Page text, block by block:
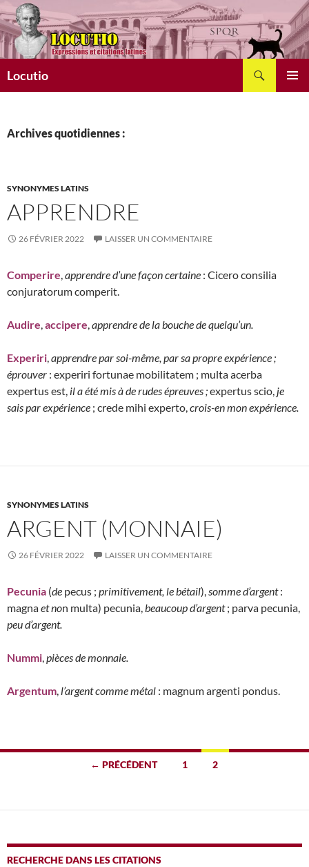
Aller
au
contenu
Locutio
Archives quotidiennes :
SYNONYMES LATINS
APPRENDRE
26 FÉVRIER 2022 LAISSER UN COMMENTAIRE
Comperire,apprendre d’une façon certaine : Cicero consilia
conjuratorum comperit.
Audire,accipere,apprendre de la bouche de quelqu’un.
Experiri,apprendre par soi-même, par sa propre expérience ;
éprouver : experiri fortunae mobilitatem ; multa acerba
expertus est, il a été mis à de rudes épreuves ;expertus scio, je
sais par expérience ; crede mihi experto,crois-en mon expérience.
SYNONYMES LATINS
ARGENT (MONNAIE)
26 FÉVRIER 2022 LAISSER UN COMMENTAIRE
Pecunia (de pecus ; primitivement, le bétail),somme d’argent:
magnaet non multa) pecunia,beaucoup d’argent; parva pecunia,
peu d’argent.
Nummi,pièces de monnaie.
Argentum, l’argent comme métal : magnum argenti pondus.
articles
← PRÉCÉDENT 1 2
RECHERCHE DANS LES CITATIONS